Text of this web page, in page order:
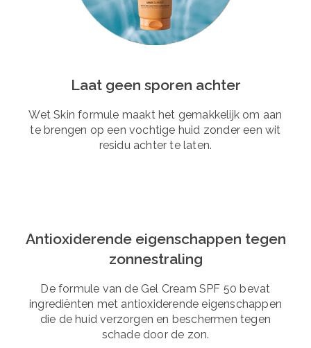
Laat geen sporen achter
Wet Skin formule maakt het gemakkelijk om aan
te brengen op een vochtige huid zonder een wit
residu achter te laten.
Antioxiderende eigenschappen tegen
zonnestraling
De formule van de Gel Cream SPF 50 bevat
ingrediënten met antioxiderende eigenschappen
die de huid verzorgen en beschermen tegen
schade door de zon.